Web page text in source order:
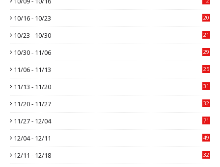
10/16 - 10/23 20
10/23 - 10/30 21
10/30 - 11/06 29
11/06 - 11/13 25
11/13 - 11/20 31
11/20 - 11/27 32
11/27 - 12/04 71
12/04 - 12/11 49
12/11 - 12/18 32